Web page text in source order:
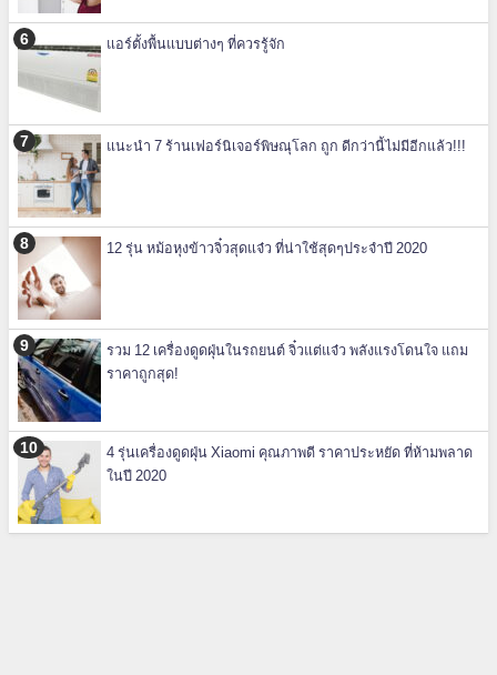
แอร์ตั้งพื้นแบบต่างๆ ที่ควรรู้จัก
แนะนำ 7 ร้านเฟอร์นิเจอร์พิษณุโลก ถูก ดีกว่านี้ไม่มีอีกแล้ว!!!
12 รุ่น หม้อหุงข้าวจิ๋วสุดแจ๋ว ที่น่าใช้สุดๆประจำปี 2020
รวม 12 เครื่องดูดฝุ่นในรถยนต์ จิ๋วแต่แจ๋ว พลังแรงโดนใจ แถม
ราคาถูกสุด!
4 รุ่นเครื่องดูดฝุ่น Xiaomi คุณภาพดี ราคาประหยัด ที่ห้ามพลาด
ในปี 2020